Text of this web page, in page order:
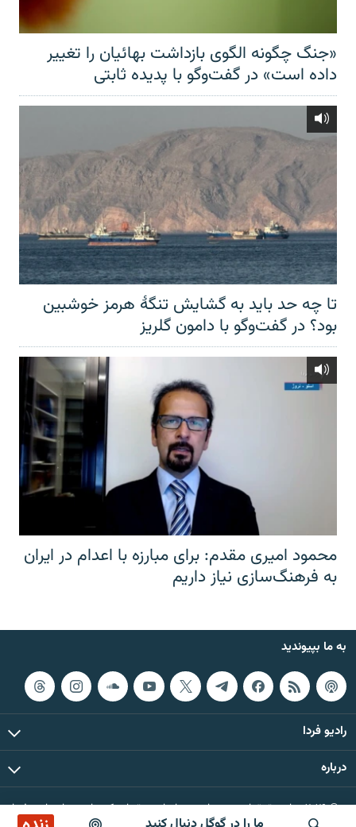
«جنگ چگونه الگوی بازداشت بهائیان را تغییر
داده است» در گفت‌وگو با پدیده ثابتی
تا چه حد باید به گشایش تنگهٔ هرمز خوشبین
بود؟ در گفت‌وگو با دامون گلریز
محمود امیری مقدم: برای مبارزه با اعدام در ایران
به فرهنگ‌سازی نیاز داریم
به ما بپیوندید
رادیو فردا
درباره
© ۲۰۲۶ تمام حقوق این وب‌سایت، بر اساس مقررات کپی‌رایت، برای رادیو فردا